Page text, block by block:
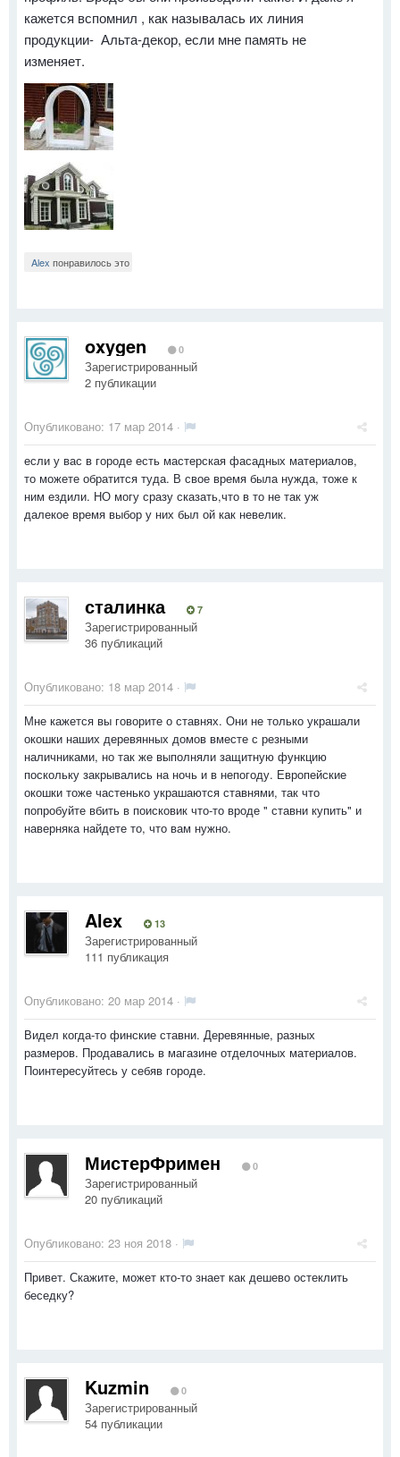
кажется вспомнил , как называлась их линия
продукции- Альта-декор, если мне память не
изменяет.
Alex понравилось это
oxygen 0
Зарегистрированный
2 публикации
Опубликовано: 17 мар 2014 ·
если у вас в городе есть мастерская фасадных материалов,
то можете обратится туда. В свое время была нужда, тоже к
ним ездили. НО могу сразу сказать,что в то не так уж
далекое время выбор у них был ой как невелик.
сталинка 7
Зарегистрированный
36 публикаций
Опубликовано: 18 мар 2014 ·
Мне кажется вы говорите о ставнях. Они не только украшали
окошки наших деревянных домов вместе с резными
наличниками, но так же выполняли защитную функцию
поскольку закрывались на ночь и в непогоду. Европейские
окошки тоже частенько украшаются ставнями, так что
попробуйте вбить в поисковик что-то вроде " ставни купить" и
наверняка найдете то, что вам нужно.
Alex 13
Зарегистрированный
111 публикация
Опубликовано: 20 мар 2014 ·
Видел когда-то финские ставни. Деревянные, разных
размеров. Продавались в магазине отделочных материалов.
Поинтересуйтесь у себяв городе.
МистерФримен 0
Зарегистрированный
20 публикаций
Опубликовано: 23 ноя 2018 ·
Привет. Скажите, может кто-то знает как дешево остеклить
беседку?
Kuzmin 0
Зарегистрированный
54 публикации